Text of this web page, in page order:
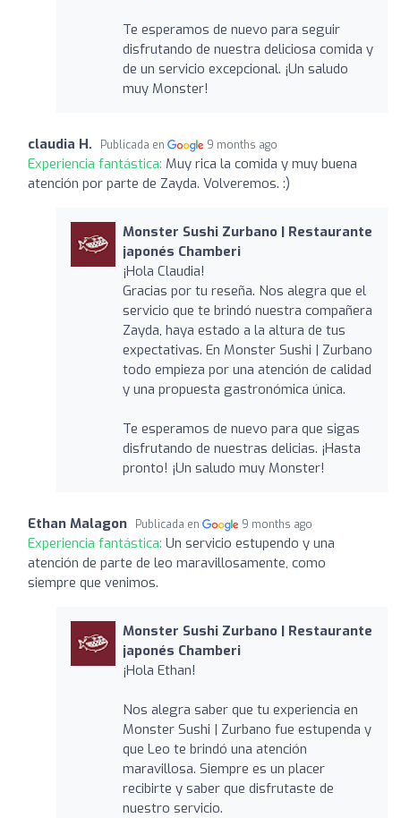
Te esperamos de nuevo para seguir
disfrutando de nuestra deliciosa comida y
de un servicio excepcional. ¡Un saludo
muy Monster!
claudia H. Publicada en 9 months ago
Experiencia fantástica: Muy rica la comida y muy buena
atención por parte de Zayda. Volveremos. :)
Monster Sushi Zurbano | Restaurante
japonés Chamberi
¡Hola Claudia!
Gracias por tu reseña. Nos alegra que el
servicio que te brindó nuestra compañera
Zayda, haya estado a la altura de tus
expectativas. En Monster Sushi | Zurbano
todo empieza por una atención de calidad
y una propuesta gastronómica única.
Te esperamos de nuevo para que sigas
disfrutando de nuestras delicias. ¡Hasta
pronto! ¡Un saludo muy Monster!
Ethan Malagon Publicada en 9 months ago
Experiencia fantástica: Un servicio estupendo y una
atención de parte de leo maravillosamente, como
siempre que venimos.
Monster Sushi Zurbano | Restaurante
japonés Chamberi
¡Hola Ethan!
Nos alegra saber que tu experiencia en
Monster Sushi | Zurbano fue estupenda y
que Leo te brindó una atención
maravillosa. Siempre es un placer
recibirte y saber que disfrutaste de
nuestro servicio.